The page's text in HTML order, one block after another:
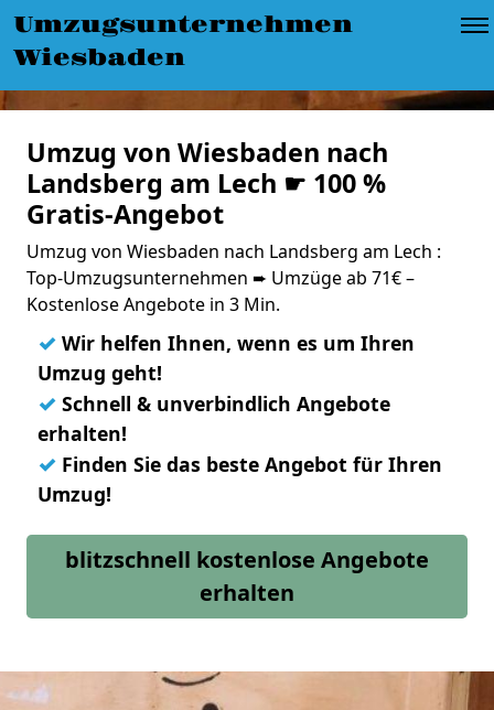
Umzugsunternehmen
Wiesbaden
Umzug von Wiesbaden nach
Landsberg am Lech ☛ 100 %
Gratis-Angebot
Umzug von Wiesbaden nach Landsberg am Lech :
Top-Umzugsunternehmen ➨ Umzüge ab 71€ –
Kostenlose Angebote in 3 Min.
✓ Wir helfen Ihnen, wenn es um Ihren
Umzug geht!
✓ Schnell & unverbindlich Angebote
erhalten!
✓ Finden Sie das beste Angebot für Ihren
Umzug!
blitzschnell kostenlose Angebote
erhalten